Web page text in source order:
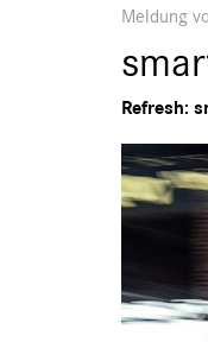
Meldung
Refresh: